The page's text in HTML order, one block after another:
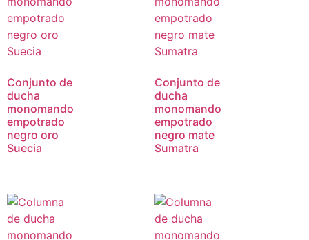
Conjunto de
ducha
monomando
empotrado
negro oro
Suecia
Conjunto de
ducha
monomando
empotrado
negro mate
Sumatra